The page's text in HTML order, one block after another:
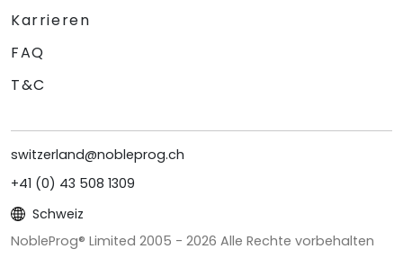
Karrieren
FAQ
T&C
switzerland@nobleprog.ch
+41 (0) 43 508 1309
Schweiz
NobleProg® Limited 2005 - 2026 Alle Rechte vorbehalten